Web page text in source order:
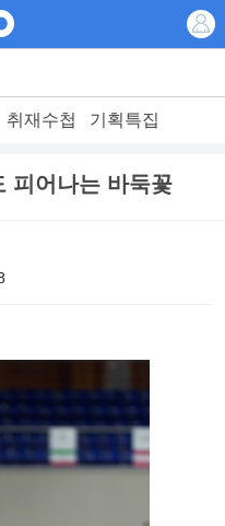
취재수첩 기획특집
피어나는 바둑꽃